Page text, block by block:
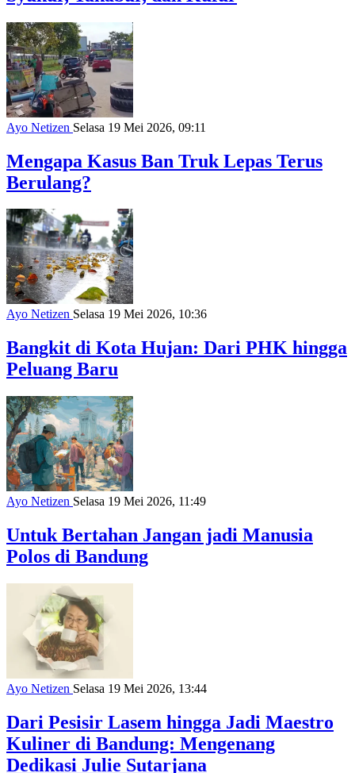
Ayo Netizen Selasa 19 Mei 2026, 09:11
Mengapa Kasus Ban Truk Lepas Terus
Berulang?
Ayo Netizen Selasa 19 Mei 2026, 10:36
Bangkit di Kota Hujan: Dari PHK hingga
Peluang Baru
Ayo Netizen Selasa 19 Mei 2026, 11:49
Untuk Bertahan Jangan jadi Manusia
Polos di Bandung
Ayo Netizen Selasa 19 Mei 2026, 13:44
Dari Pesisir Lasem hingga Jadi Maestro
Kuliner di Bandung: Mengenang
Dedikasi Julie Sutarjana